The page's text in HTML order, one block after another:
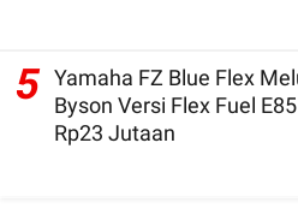
5 Yamaha FZ Blue Flex
Byson Versi Flex Fuel
Rp23 Jutaan